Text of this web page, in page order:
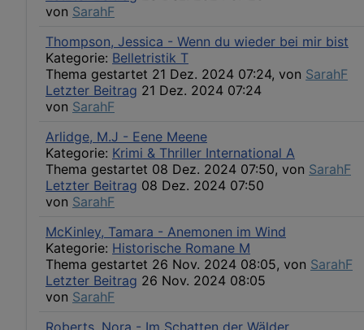
von SarahF
Thompson, Jessica - Wenn du wieder bei mir bist
Kategorie: Belletristik T
Thema gestartet 21 Dez. 2024 07:24, von SarahF
Letzter Beitrag 21 Dez. 2024 07:24
von SarahF
Arlidge, M.J - Eene Meene
Kategorie: Krimi & Thriller International A
Thema gestartet 08 Dez. 2024 07:50, von SarahF
Letzter Beitrag 08 Dez. 2024 07:50
von SarahF
McKinley, Tamara - Anemonen im Wind
Kategorie: Historische Romane M
Thema gestartet 26 Nov. 2024 08:05, von SarahF
Letzter Beitrag 26 Nov. 2024 08:05
von SarahF
Roberts, Nora - Im Schatten der Wälder